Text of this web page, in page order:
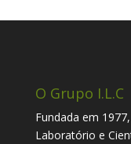
O Grupo I.L.C
Fundada em
Laboratório e